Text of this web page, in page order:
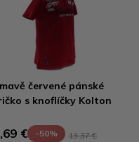
červené pánské
s knoflíčky Kolton
€ -50% 13,37 €